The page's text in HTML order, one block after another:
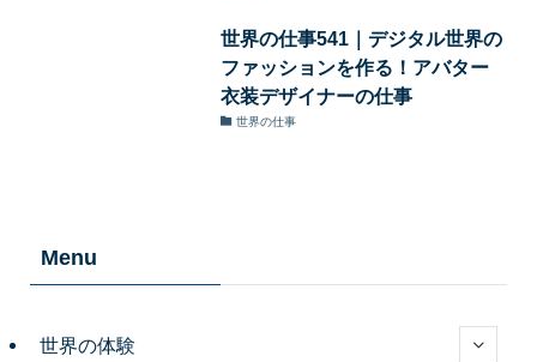
世界の仕事541｜デジタル世界の
ファッションを作る！アバター
衣装デザイナーの仕事
世界の仕事
Menu
世界の体験